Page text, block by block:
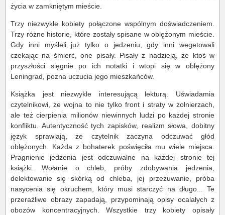
życia w zamkniętym mieście.
Trzy niezwykłe kobiety połączone wspólnym doświadczeniem.
Trzy różne historie, które zostały spisane w oblężonym mieście.
Gdy inni myśleli już tylko o jedzeniu, gdy inni wegetowali
czekając na śmierć, one pisały. Pisały z nadzieją, że ktoś w
przyszłości sięgnie po ich notatki i wtopi się w oblężony
Leningrad, pozna uczucia jego mieszkańców.
Książka jest niezwykle interesującą lekturą. Uświadamia
czytelnikowi, że wojna to nie tylko front i straty w żołnierzach,
ale też cierpienia milionów niewinnych ludzi po każdej stronie
konfliktu. Autentyczność tych zapisków, realizm słowa, dobitny
język sprawiają, że czytelnik zaczyna odczuwać głód
oblężonych. Każda z bohaterek poświęciła mu wiele miejsca.
Pragnienie jedzenia jest odczuwalne na każdej stronie tej
książki. Wołanie o chleb, próby zdobywania jedzenia,
delektowanie się skórką od chleba, jej przeżuwanie, próba
nasycenia się okruchem, który musi starczyć na długo... Te
przeraźliwe obrazy zapadają, przypominają opisy ocalałych z
obozów koncentracyjnych. Wszystkie trzy kobiety opisały